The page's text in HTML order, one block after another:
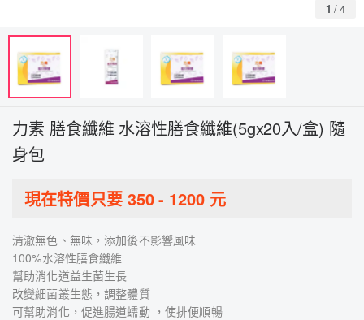
1 /4
力素 膳食纖維 水溶性膳食纖維(5gx20入/盒) 隨
身包
現在特價只要 350- 1200 元
清澈無色、無味，添加後不影響風味
100%水溶性膳食纖維
幫助消化道益生菌生長
改變細菌叢生態，調整體質
可幫助消化，促進腸道蠕動 ，使排便順暢